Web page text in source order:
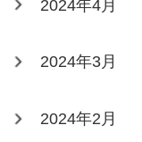
2024年4月
2024年3月
2024年2月